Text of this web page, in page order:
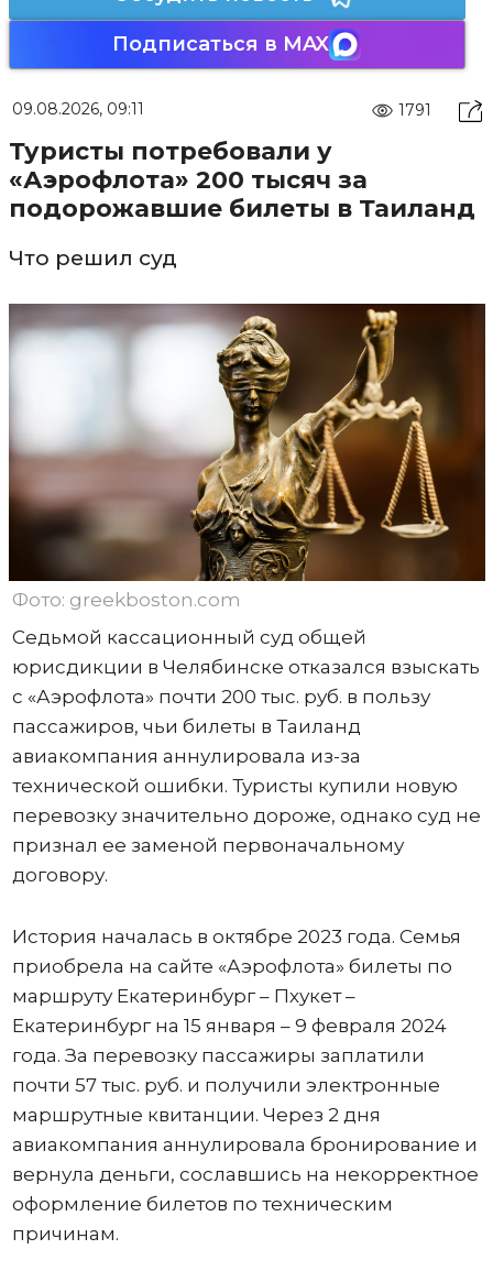
Подписаться в MAX
09.08.2026, 09:11 1791
Туристы потребовали у
«Аэрофлота» 200 тысяч за
подорожавшие билеты в Таиланд
Что решил суд
Фото: greekboston.com
Седьмой кассационный суд общей
юрисдикции в Челябинске отказался взыскать
с «Аэрофлота» почти 200 тыс. руб. в пользу
пассажиров, чьи билеты в Таиланд
авиакомпания аннулировала из-за
технической ошибки. Туристы купили новую
перевозку значительно дороже, однако суд не
признал ее заменой первоначальному
договору.
История началась в октябре 2023 года. Семья
приобрела на сайте «Аэрофлота» билеты по
маршруту Екатеринбург – Пхукет –
Екатеринбург на 15 января – 9 февраля 2024
года. За перевозку пассажиры заплатили
почти 57 тыс. руб. и получили электронные
маршрутные квитанции. Через 2 дня
авиакомпания аннулировала бронирование и
вернула деньги, сославшись на некорректное
оформление билетов по техническим
причинам.